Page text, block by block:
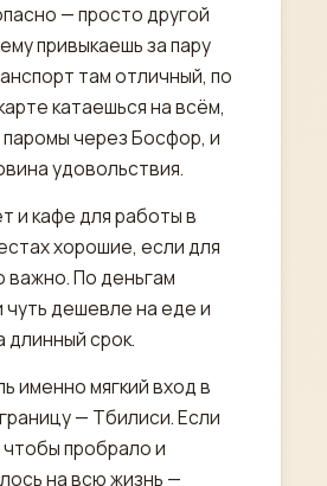
— просто другой
привыкаешь за пару
там отличный, по
катаешься на всём,
через Босфор, и
удовольствия.
и кафе для работы в
хорошие, если для
важно. По деньгам
чуть дешевле на еде и
длинный срок.
именно мягкий вход в
— Тбилиси. Если
пробрало и
на всю жизнь —